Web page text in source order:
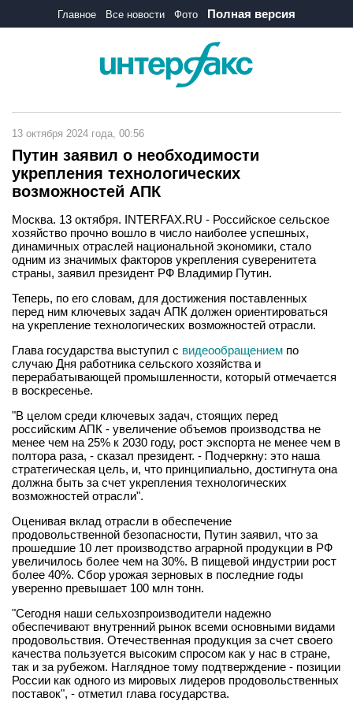
Главное Все новости Фото Полная версия
13 октября 2024 года, 00:56
Путин заявил о необходимости
укрепления технологических
возможностей АПК
Москва. 13 октября. INTERFAX.RU - Российское сельское
хозяйство прочно вошло в число наиболее успешных,
динамичных отраслей национальной экономики, стало
одним из значимых факторов укрепления суверенитета
страны, заявил президент РФ Владимир Путин.
Теперь, по его словам, для достижения поставленных
перед ним ключевых задач АПК должен ориентироваться
на укрепление технологических возможностей отрасли.
Глава государства выступил с видеообращением по
случаю Дня работника сельского хозяйства и
перерабатывающей промышленности, который отмечается
в воскресенье.
"В целом среди ключевых задач, стоящих перед
российским АПК - увеличение объемов производства не
менее чем на 25% к 2030 году, рост экспорта не менее чем в
полтора раза, - сказал президент. - Подчеркну: это наша
стратегическая цель, и, что принципиально, достигнута она
должна быть за счет укрепления технологических
возможностей отрасли".
Оценивая вклад отрасли в обеспечение
продовольственной безопасности, Путин заявил, что за
прошедшие 10 лет производство аграрной продукции в РФ
увеличилось более чем на 30%. В пищевой индустрии рост
более 40%. Сбор урожая зерновых в последние годы
уверенно превышает 100 млн тонн.
"Сегодня наши сельхозпроизводители надежно
обеспечивают внутренний рынок всеми основными видами
продовольствия. Отечественная продукция за счет своего
качества пользуется высоким спросом как у нас в стране,
так и за рубежом. Наглядное тому подтверждение - позиции
России как одного из мировых лидеров продовольственных
поставок", - отметил глава государства.